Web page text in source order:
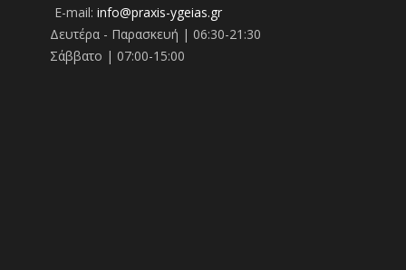
E-mail: info@praxis-ygeias.gr
Δευτέρα - Παρασκευή | 06:30-21:30
Σάββατο | 07:00-15:00